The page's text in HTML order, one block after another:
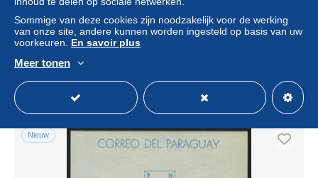
Yemen, Kingdom 1967 Jordan relief fund 3v, Mint NH,
History - Refugees
± US$ 3,47
Statuut Professioneel handelaar
Nieuw
Sommige van deze cookies zijn noodzakelijk voor de werking
van onze site, andere kunnen worden ingesteld op basis van uw
voorkeuren. En savoir plus
Meer tonen